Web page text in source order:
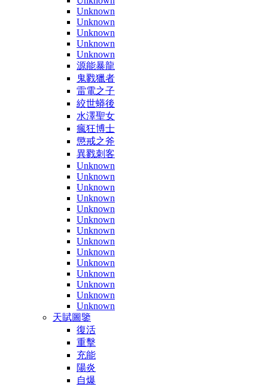
Unknown
Unknown
Unknown
Unknown
Unknown
源能暴龍
鬼戮獵者
雷電之子
絞世蟒後
水澤聖女
瘋狂博士
懲戒之斧
異戮刺客
Unknown
Unknown
Unknown
Unknown
Unknown
Unknown
Unknown
Unknown
Unknown
Unknown
Unknown
Unknown
Unknown
Unknown
天賦圖鑒
復活
重擊
充能
陽炎
自爆